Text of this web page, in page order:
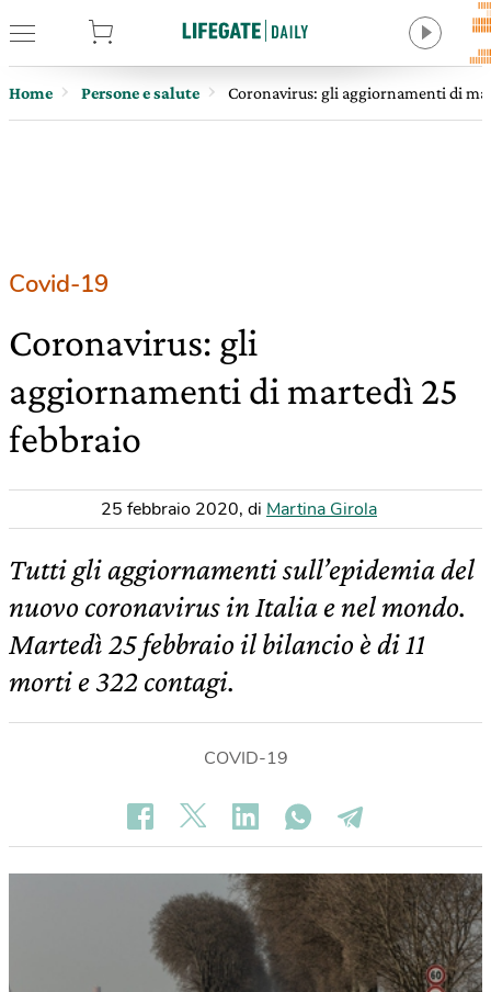
Home Persone e salute Coronavirus: gli aggiornamenti di
Covid-19
Coronavirus: gli
aggiornamenti di martedì 25
febbraio
25 febbraio 2020, di Martina Girola
Tutti gli aggiornamenti sull’epidemia del
nuovo coronavirus in Italia e nel mondo.
Martedì 25 febbraio il bilancio è di 11
morti e 322 contagi.
COVID-19